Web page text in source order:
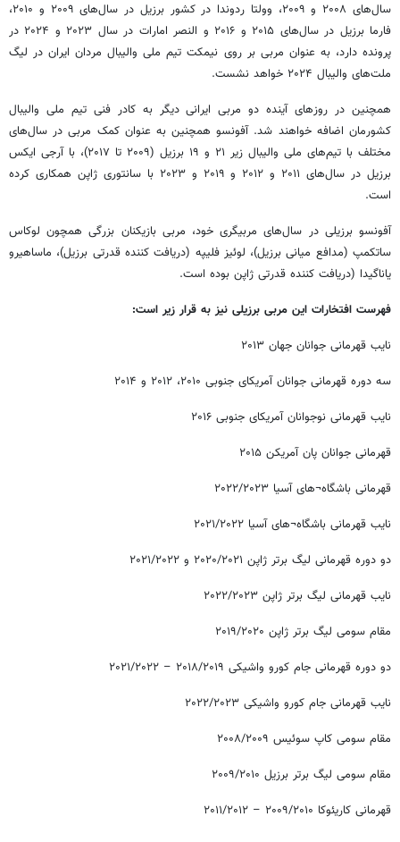
سال‌های ۲۰۰۸ و ۲۰۰۹، وولتا ردوندا در کشور برزیل در سال‌های ۲۰۰۹ و ۲۰۱۰،
فارما برزیل در سال‌های ۲۰۱۵ و ۲۰۱۶ و النصر امارات در سال ۲۰۲۳ و ۲۰۲۴ در
پرونده دارد، به عنوان مربی بر روی نیمکت تیم ملی والیبال مردان ایران در لیگ
ملت‌های والیبال ۲۰۲۴ خواهد نشست.
همچنین در روزهای آینده دو مربی ایرانی دیگر به کادر فنی تیم ملی والیبال
کشورمان اضافه خواهند شد. آفونسو همچنین به عنوان کمک مربی در سال‌های
مختلف با تیم‌های ملی والیبال زیر ۲۱ و ۱۹ برزیل (۲۰۰۹ تا ۲۰۱۷)، با آرجی ایکس
برزیل در سال‌های ۲۰۱۱ و ۲۰۱۲ و ۲۰۱۹ و ۲۰۲۳ با سانتوری ژاپن همکاری کرده
است.
آفونسو برزیلی در سال‌های مربیگری خود، مربی بازیکنان بزرگی همچون لوکاس
ساتکمپ (مدافع میانی برزیل)، لوئیز فلیپه (دریافت کننده قدرتی برزیل)، ماساهیرو
یاناگیدا (دریافت کننده قدرتی ژاپن بوده است.
فهرست افتخارات این مربی برزیلی نیز به قرار زیر است:
نایب قهرمانی جوانان جهان ۲۰۱۳
سه دوره قهرمانی جوانان آمریکای جنوبی ۲۰۱۰، ۲۰۱۲ و ۲۰۱۴
نایب قهرمانی نوجوانان آمریکای جنوبی ۲۰۱۶
قهرمانی جوانان پان آمریکن ۲۰۱۵
قهرمانی باشگاه¬های آسیا ۲۰۲۲/۲۰۲۳
نایب قهرمانی باشگاه¬های آسیا ۲۰۲۱/۲۰۲۲
دو دوره قهرمانی لیگ برتر ژاپن ۲۰۲۰/۲۰۲۱ و ۲۰۲۱/۲۰۲۲
نایب قهرمانی لیگ برتر ژاپن ۲۰۲۲/۲۰۲۳
مقام سومی لیگ برتر ژاپن ۲۰۱۹/۲۰۲۰
دو دوره قهرمانی جام کورو واشیکی ۲۰۱۸/۲۰۱۹ – ۲۰۲۱/۲۰۲۲
نایب قهرمانی جام کورو واشیکی ۲۰۲۲/۲۰۲۳
مقام سومی کاپ سوئیس ۲۰۰۸/۲۰۰۹
مقام سومی لیگ برتر برزیل ۲۰۰۹/۲۰۱۰
قهرمانی کاریئوکا ۲۰۰۹/۲۰۱۰ – ۲۰۱۱/۲۰۱۲